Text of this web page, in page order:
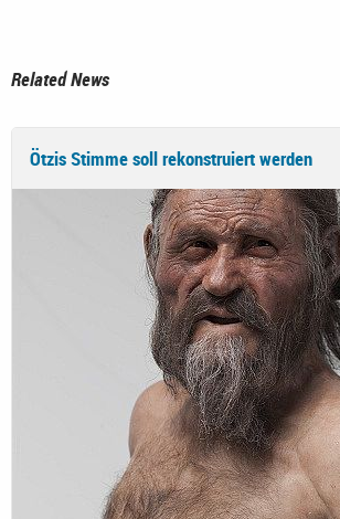
Related News
Ötzis Stimme soll rekonstruiert werden